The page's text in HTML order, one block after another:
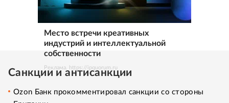
Место встречи креативных
индустрий и интеллектуальной
собственности
Реклама. https://ipquorum.ru
Санкции и антисанкции
Ozon Банк прокомментировал санкции со стороны